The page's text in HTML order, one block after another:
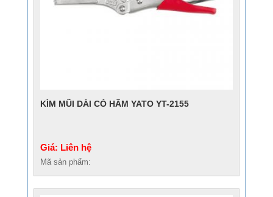
KÌM MŨI DÀI CÓ HÃM YATO YT-2155
Giá: Liên hệ
Mã sản phẩm: